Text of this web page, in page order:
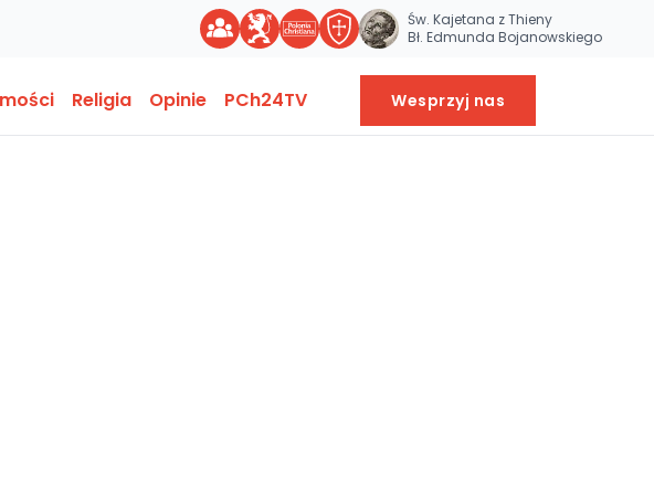
Św. Kajetana z Thieny
Bł. Edmunda Bojanowskiego
Religia Opinie PCh24TV Wesprzyj nas